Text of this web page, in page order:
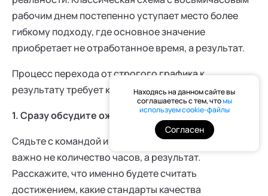
рабочим днем постепенно уступает место более
гибкому подходу, где основное значение
приобретает не отработанное время, а результат.
Процесс перехода от строгого графика к
результату требует конкретных шагов:
1. Сразу обсудите ожидания
Сядьте с командой и договоритесь, что теперь
важно не количество часов, а результат.
Расскажите, что именно будете считать
достижением, какие стандарты качества
Находясь на данном сайте вы
соглашаетесь с тем, чтомы
используем cookie-файлы
Согласен